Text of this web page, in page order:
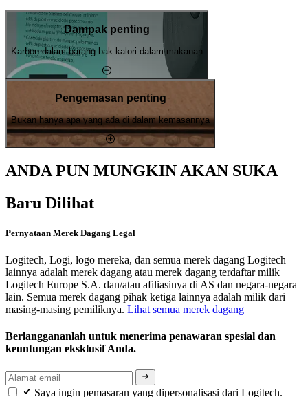
Dampak penting
Karbon dalam barang bak kalori dalam makanan
Pengemasan penting
Bukan hanya apa yang ada di dalam kemasannya
ANDA PUN MUNGKIN AKAN SUKA
Baru Dilihat
Pernyataan Merek Dagang Legal
Logitech, Logi, logo mereka, dan semua merek dagang Logitech
lainnya adalah merek dagang atau merek dagang terdaftar milik
Logitech Europe S.A. dan/atau afiliasinya di AS dan negara-negara
lain. Semua merek dagang pihak ketiga lainnya adalah milik dari
masing-masing pemiliknya. Lihat semua merek dagang
Berlanggananlah untuk menerima penawaran spesial dan
keuntungan eksklusif Anda.
Saya ingin pemasaran yang dipersonalisasi dari Logitech.